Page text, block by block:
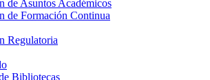
de Asuntos Académicos
de Formación Continua
Regulatoria
Bibliotecas